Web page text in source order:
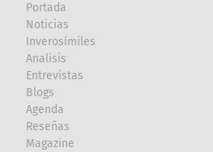
Portada
Noticias
Inverosímiles
Analisis
Entrevistas
Blogs
Agenda
Reseñas
Magazine